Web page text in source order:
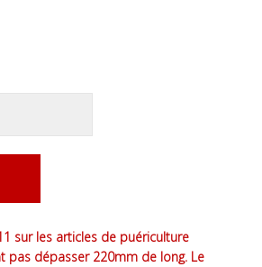
sur les articles de puériculture
dépasser 220mm de long. Le